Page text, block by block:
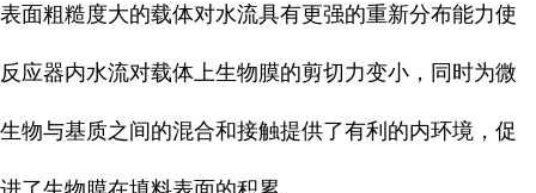
表面粗糙度大的载体对水流具有更强的重新分布能力使
反应器内水流对载体上生物膜的剪切力变小，同时为微
生物与基质之间的混合和接触提供了有利的内环境，促